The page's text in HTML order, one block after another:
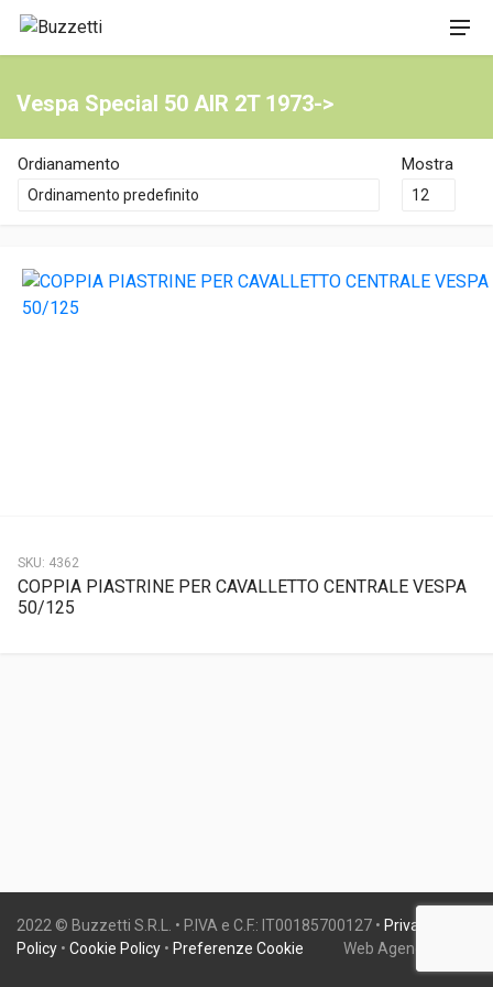
Vespa Special 50 AIR 2T 1973->
Ordianamento Mostra
SKU: 4362
COPPIA PIASTRINE PER CAVALLETTO CENTRALE VESPA
50/125
2022 © Buzzetti S.R.L. • P.IVA e C.F.: IT00185700127 • Privacy
Policy • Cookie Policy • Preferenze Cookie Web Agency: